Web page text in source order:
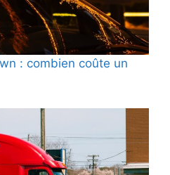
: combien coûte un